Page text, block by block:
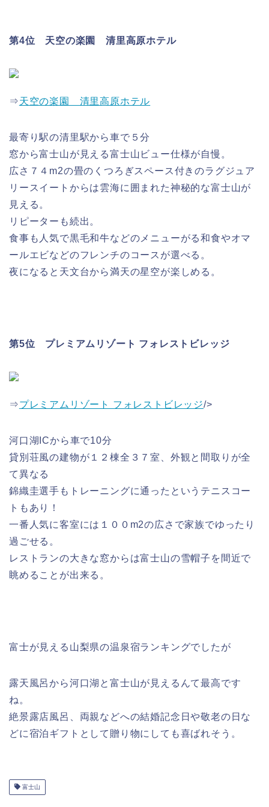
第4位 天空の楽園 清里高原ホテル
⇒天空の楽園 清里高原ホテル
最寄り駅の清里駅から車で５分
窓から富士山が見える富士山ビュー仕様が自慢。
広さ７４m2の畳のくつろぎスペース付きのラグジュア
リースイートからは雲海に囲まれた神秘的な富士山が
見える。
リピーターも続出。
食事も人気で黒毛和牛などのメニューがる和食やオマ
ールエビなどのフレンチのコースが選べる。
夜になると天文台から満天の星空が楽しめる。
第5位 プレミアムリゾート フォレストビレッジ
⇒プレミアムリゾート フォレストビレッジ/>
河口湖ICから車で10分
貸別荘風の建物が１２棟全３７室、外観と間取りが全
て異なる
錦織圭選手もトレーニングに通ったというテニスコー
トもあり！
一番人気に客室には１００m2の広さで家族でゆったり
過ごせる。
レストランの大きな窓からは富士山の雪帽子を間近で
眺めることが出来る。
富士が見える山梨県の温泉宿ランキングでしたが
露天風呂から河口湖と富士山が見えるんて最高です
ね。
絶景露店風呂、両親などへの結婚記念日や敬老の日な
どに宿泊ギフトとして贈り物にしても喜ばれそう。
富士山